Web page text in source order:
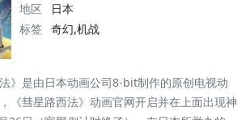
地区
日本
标签
奇幻,机战
法》是由日本动画公司8-bit制作的原创电视动
《彗星路西法》动画官网开启并在上面出现神